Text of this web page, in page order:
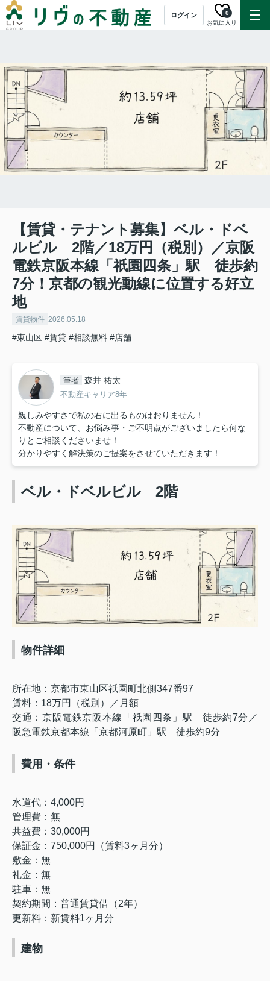
ログイン
お気に入り
0
【賃貸・テナント募集】ベル・ドベ
ルビル 2階／18万円（税別）／京阪
電鉄京阪本線「祇園四条」駅 徒歩約
7分！京都の観光動線に位置する好立
地
賃貸物件 2026.05.18
#東山区 #賃貸 #相談無料 #店舗
筆者 森井 祐太
不動産キャリア8年
親しみやすさで私の右に出るものはおりません！
不動産について、お悩み事・ご不明点がございましたら何な
りとご相談くださいませ！
分かりやすく解決策のご提案をさせていただきます！
ベル・ドベルビル 2階
物件詳細
所在地：京都市東山区祇園町北側347番97
賃料：18万円（税別）／月額
交通：京阪電鉄京阪本線「祇園四条」駅 徒歩約7分／
阪急電鉄京都本線「京都河原町」駅 徒歩約9分
費用・条件
水道代：4,000円
管理費：無
共益費：30,000円
保証金：750,000円（賃料3ヶ月分）
敷金：無
礼金：無
駐車：無
契約期間：普通賃貸借（2年）
更新料：新賃料1ヶ月分
建物